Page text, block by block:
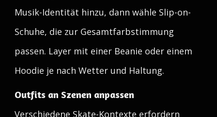
Musik-Identität hinzu, dann wähle Slip-on-
Schuhe, die zur Gesamtfarbstimmung
passen. Layer mit einer Beanie oder einem
Hoodie je nach Wetter und Haltung.
Outfits an Szenen anpassen
Verschiedene Skate-Kontexte erfordern